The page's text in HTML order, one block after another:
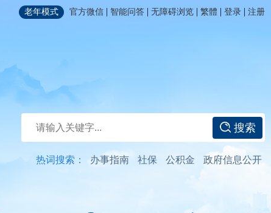
老年模式 官方微信 | 智能问答 | 无障碍浏览 | 繁體 | 登录 | 注册
搜索
热词搜索： 办事指南 社保 公积金 政府信息公开